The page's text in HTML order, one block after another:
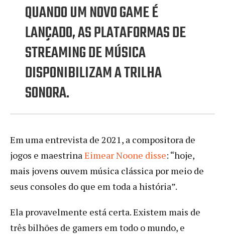
QUANDO UM NOVO GAME É
LANÇADO, AS PLATAFORMAS DE
STREAMING DE MÚSICA
DISPONIBILIZAM A TRILHA
SONORA.
Em uma entrevista de 2021, a compositora de
jogos e maestrinaEimear Noone disse: “hoje,
mais jovens ouvem música clássica por meio de
seus consoles do que em toda a história”.
Ela provavelmente está certa. Existem mais de
três bilhões de gamers em todo o mundo, e